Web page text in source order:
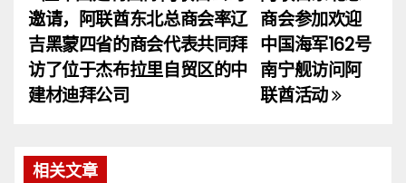
章
导
商会参加欢迎
中国海军162号
南宁舰访问阿
联酋活动
邀请，阿联酋东北总商会率辽
吉黑蒙四省的商会代表共同拜
访了位于杰布拉里自贸区的中
建材迪拜公司
相关文章